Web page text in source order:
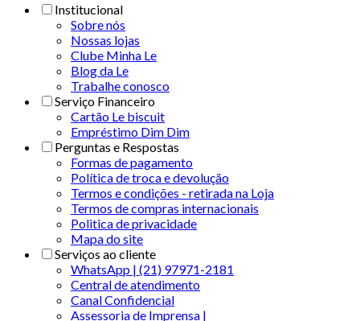
Institucional
Sobre nós
Nossas lojas
Clube Minha Le
Blog da Le
Trabalhe conosco
Serviço Financeiro
Cartão Le biscuit
Empréstimo Dim Dim
Perguntas e Respostas
Formas de pagamento
Política de troca e devolução
Termos e condições - retirada na Loja
Termos de compras internacionais
Politica de privacidade
Mapa do site
Serviços ao cliente
WhatsApp | (21) 97971-2181
Central de atendimento
Canal Confidencial
Assessoria de Imprensa |